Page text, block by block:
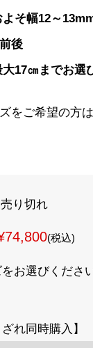
そ幅12～
後
17㎝までお選
をご希望の方
り切れ
(税込)
お選びくださ
ざれ同時購入】